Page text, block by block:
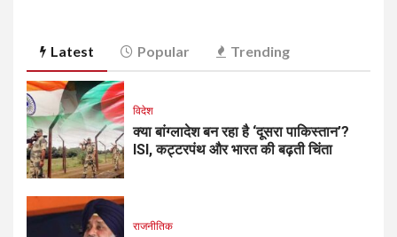
Latest Popular Trending
विदेश
क्या बांग्लादेश बन रहा है ‘दूसरा पाकिस्तान’?
ISI, कट्टरपंथ और भारत की बढ़ती चिंता
राजनीतिक